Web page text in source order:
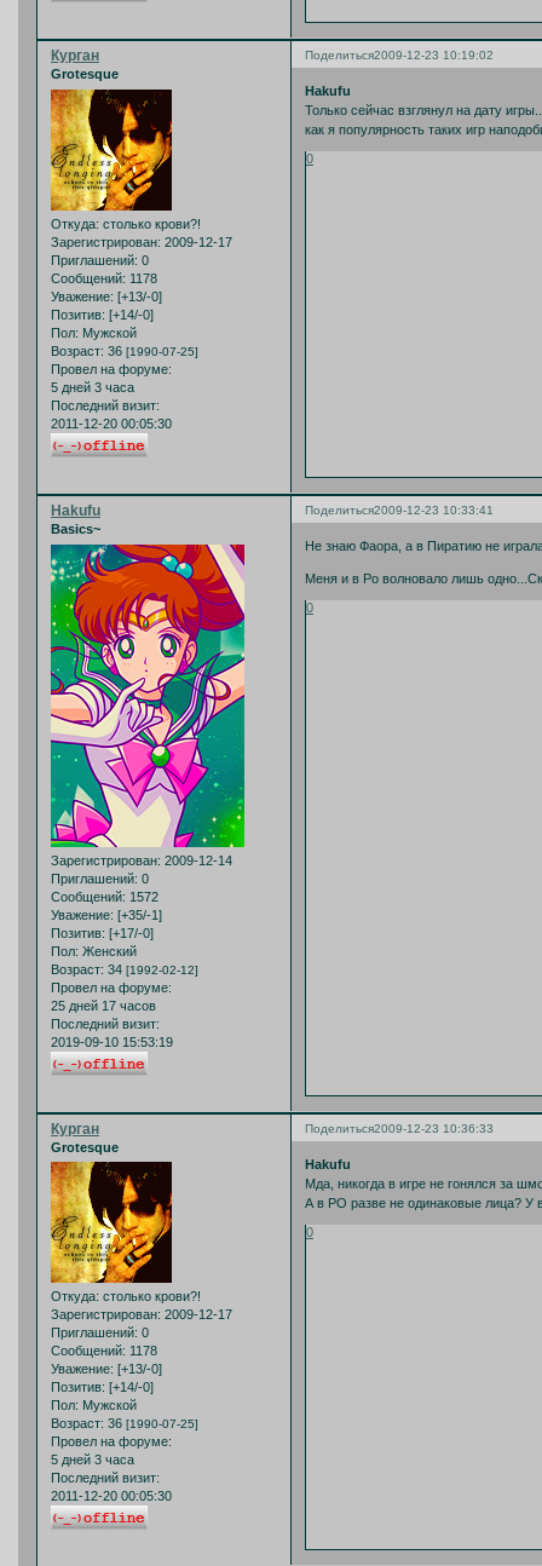
Поделиться2009-12-23 10:19:02
Курган
Grotesque
Откуда: столько крови?!
Зарегистрирован: 2009-12-17
Приглашений: 0
Сообщений: 1178
Уважение: [+13/-0]
Позитив: [+14/-0]
Пол: Мужской
Возраст: 36 [1990-07-25]
Провел на форуме:
5 дней 3 часа
Последний визит:
2011-12-20 00:05:30
Hakufu
Только сейчас взглянул на дату
как я популярность таких игр
0
Поделиться2009-12-23 10:33:41
Hakufu
Basics~
Зарегистрирован: 2009-12-14
Приглашений: 0
Сообщений: 1572
Уважение: [+35/-1]
Позитив: [+17/-0]
Пол: Женский
Возраст: 34 [1992-02-12]
Провел на форуме:
25 дней 17 часов
Последний визит:
2019-09-10 15:53:19
Не знаю Фаора, а в Пиратию не
Меня и в Ро волновало лишь
0
Поделиться2009-12-23 10:36:33
Курган
Grotesque
Откуда: столько крови?!
Зарегистрирован: 2009-12-17
Приглашений: 0
Сообщений: 1178
Уважение: [+13/-0]
Позитив: [+14/-0]
Пол: Мужской
Возраст: 36 [1990-07-25]
Провел на форуме:
5 дней 3 часа
Последний визит:
2011-12-20 00:05:30
Hakufu
Мда, никогда в игре не гонялся за
А в РО разве не одинаковые лица? У
0